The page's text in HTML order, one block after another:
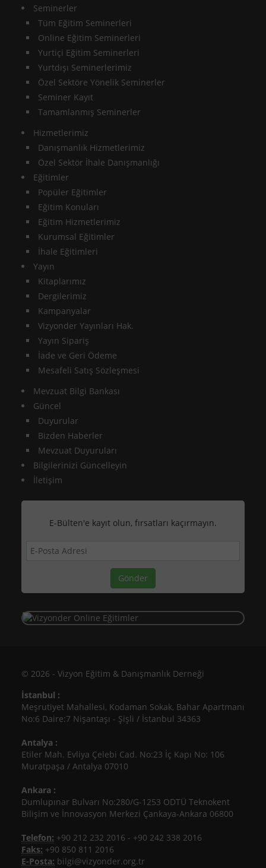
Seminerler
Tüm Eğitim Seminerleri
Online Eğitim Seminerleri
Yurtiçi Eğitim Seminerleri
Yurtdışı Seminerlerimiz
Özel Sektöre Yönelik Seminerler
Seminer Kayıt
Tamamlanmış Seminerler
Hizmetlerimiz
Danışmanlık Hizmetlerimiz
Özel Sektör İhale Danışmanlığı
Eğitimler
Popüler Eğitimler
Eğitim Konuları
Eğitim Hizmetlerimiz
Kurumsal Eğitimler
İhale Eğitimleri
Yayın
Kitaplarımız
Dergilerimiz
Kampanyalar
Vizyonder Yayınları Hak.
Yayın Sipariş
İade ve Geri Ödeme
Mesafeli Satış Sözleşmesi
Mevzuat Bilgi Bankası
Güncel
Duyurular
Bizden Haberler
Mevzuat Duyuruları
Bilgilerinizi Güncelleyin
İletişim
E-Bülten'e kayıt olun, fırsatları kaçırmayın.
© 2026 - Vizyon Eğitim & Danışmanlık Derneği
İstanbul :
Meşrutiyet Mahallesi, Kodaman Sokak, Bahar Apartmanı
No:6 Daire:7 Nişantaşı - Şişli / İstanbul 34363
Antalya :
Etiler Mah. Evliya Çelebi Cad. No:23 İç Kapı No: 106
Muratpaşa / Antalya 07010
Ankara :
Dumlupınar Bulvarı No:280/G-1253 ODTÜ Teknokent
Bilişim ve İnnovasyon Merkezi Çankaya-Ankara 06800
Telefon: +90 212 232 2016 - +90 242 338 2016
Faks: +90 850 811 2016
E-Posta: bilgi@vizyonder.org.tr